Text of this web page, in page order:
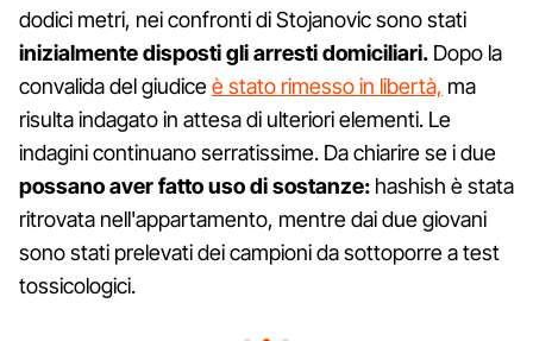
dodici metri, nei confronti di Stojanovic sono stati
inizialmente disposti gli arresti domiciliari. Dopo la
convalida del giudiceè stato rimesso in libertà, ma
risulta indagatoin attesa di ulteriori elementi. Le
indagini continuano serratissime. Da chiarire se i due
possano aver fatto uso di sostanze: hashish è stata
ritrovata nell'appartamento, mentre dai due giovani
sono stati prelevati dei campioni da sottoporre a test
tossicologici.